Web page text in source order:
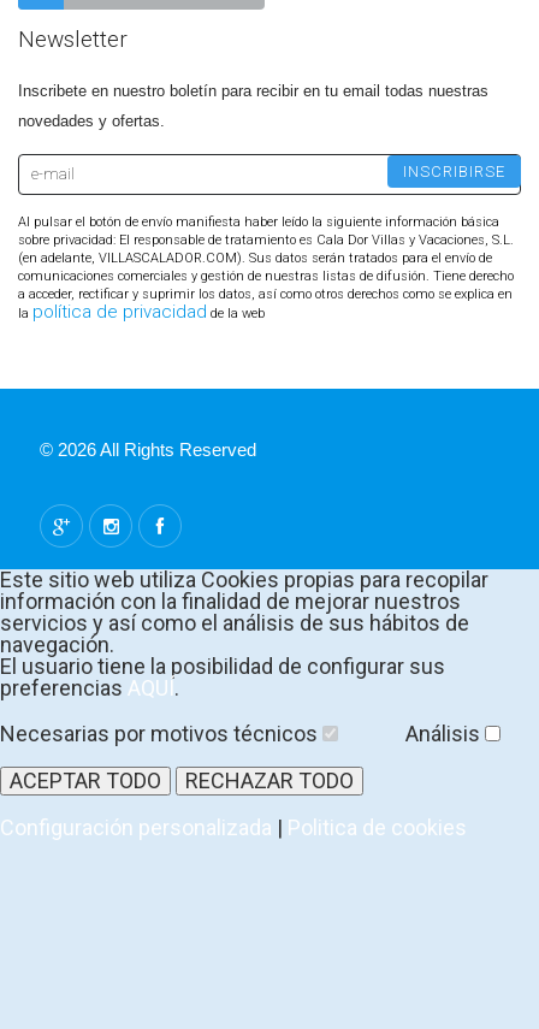
Newsletter
Inscribete en nuestro boletín para recibir en tu email todas nuestras
novedades y ofertas.
Al pulsar el botón de envío manifiesta haber leído la siguiente información básica
sobre privacidad: El responsable de tratamiento es Cala Dor Villas y Vacaciones, S.L.
(en adelante, VILLASCALADOR.COM). Sus datos serán tratados para el envío de
comunicaciones comerciales y gestión de nuestras listas de difusión. Tiene derecho
a acceder, rectificar y suprimir los datos, así como otros derechos como se explica en
la política de privacidad de la web
© 2026 All Rights Reserved
Este sitio web utiliza Cookies propias para recopilar
información con la finalidad de mejorar nuestros
servicios y así como el análisis de sus hábitos de
navegación.
El usuario tiene la posibilidad de configurar sus
preferencias AQUÍ.
Necesarias por motivos técnicos
Análisis
ACEPTAR TODO
RECHAZAR TODO
Configuración personalizada | Politica de cookies